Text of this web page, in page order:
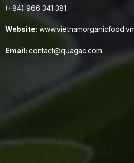
(+84) 966 341 381
Website: www.vietnamorganicfood.vn
Email: contact@quagac.com